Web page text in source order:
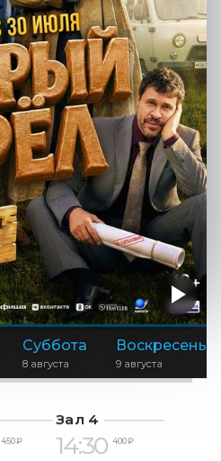
Суббота
8 августа
Воскресенье
9 августа
450 ₽
Зал 4
14:30 400 ₽